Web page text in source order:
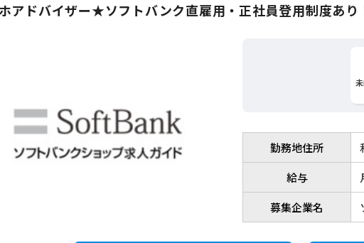
アドバイザー★ソフトバンク直雇用・正社員登用制度あり
勤務地住所
給与
募集企業名